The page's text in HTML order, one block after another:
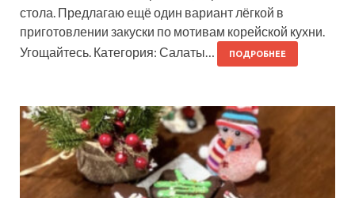
стола. Предлагаю ещё один вариант лёгкой в
приготовлении закуски по мотивам корейской кухни.
Угощайтесь. Категория: Салаты…
ПОДРОБНЕЕ